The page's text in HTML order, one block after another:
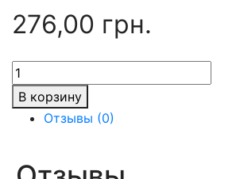
276,00 грн.
Количество
товара
Лист
алюминиевый
12x1500x4000
В корзину
Отзывы (0)